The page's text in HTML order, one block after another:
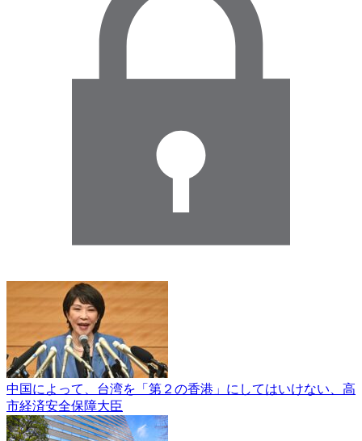
中国によって、台湾を「第２の香港」にしてはいけない、高
市経済安全保障大臣